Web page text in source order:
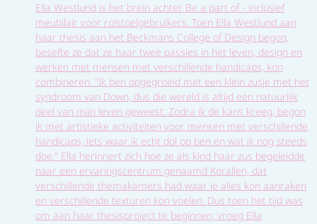
Ella Westlund is het brein achter Be a part of - inclusief
meubilair voor rolstoelgebruikers. Toen Ella Westlund aan
haar thesis aan het Beckmans College of Design begon,
besefte ze dat ze haar twee passies in het leven, design en
werken met mensen met verschillende handicaps, kon
combineren. "Ik ben opgegroeid met een klein zusje met het
syndroom van Down, dus die wereld is altijd een natuurlijk
deel van mijn leven geweest. Zodra ik de kans kreeg, begon
ik met artistieke activiteiten voor mensen met verschillende
handicaps, iets waar ik echt dol op ben en wat ik nog steeds
doe." Ella herinnert zich hoe ze als kind haar zus begeleidde
naar een ervaringscentrum genaamd Korallen, dat
verschillende themakamers had waar je alles kon aanraken
en verschillende texturen kon voelen. Dus toen het tijd was
om aan haar thesisproject te beginnen, vroeg Ella